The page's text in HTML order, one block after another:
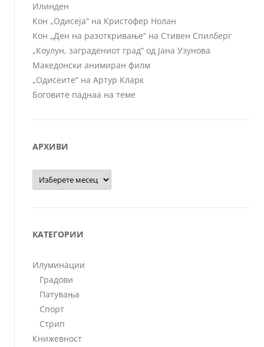
Илинден
Кон „Одисеја“ на Кристофер Нолан
Кон „Ден на разоткривање“ на Стивен Спилберг
„Коулун, заградениот град“ од Јана Узунова
Македонски анимиран филм
„Одисеите“ на Артур Кларк
Боговите паднаа на теме
АРХИВИ
Архиви
КАТЕГОРИИ
Илуминации
Градови
Патувања
Спорт
Стрип
Книжевност